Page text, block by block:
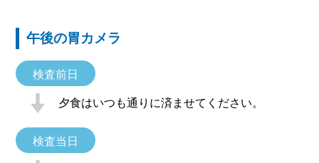
午後の胃カメラ
検査前日
夕食はいつも通りに済ませてください。
検査当日